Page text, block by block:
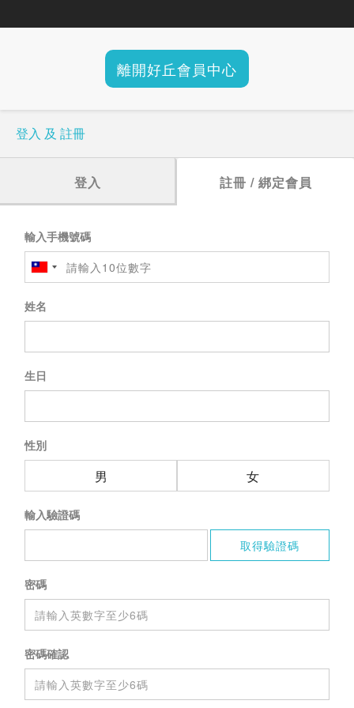
離開好丘會員中心
登入 及 註冊
登入 註冊 / 綁定會員
輸入手機號碼
姓名
生日
性別
男 女
輸入驗證碼
密碼
密碼確認